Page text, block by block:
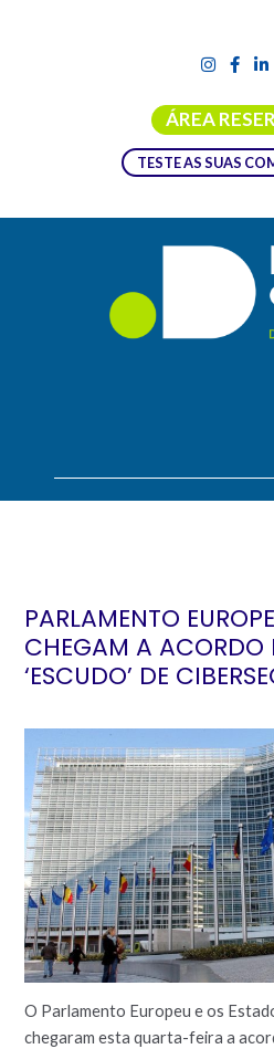
ÁREA
TESTE AS SUAS
PARLAMENTO
CHEGAM A ACORDO
‘ESCUDO’ DE
O Parlamento Europeu e os
chegaram esta quarta-feira a